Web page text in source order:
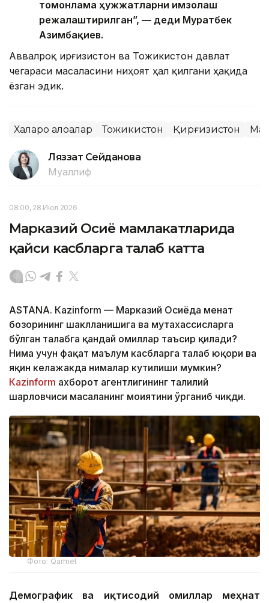
томонлама ҳужжатларни имзолаш
режалаштирилган”, — деди Муратбек
Азимбақиев.
Аввалроқ Қирғизистон ва Тожикистон давлат
чегараси масаласини ниҳоят ҳал қилгани ҳақида
ёзган эдик.
Халқаро алоқалар Тожикистон Қирғизистон
Ляззат Сейданова
Муаллиф
08:00, 28 Июл 2026
Марказий Осиё мамлакатларида
қайси касбларга талаб катта
ASTANА. Кazinform — Марказий Осиёда меҳнат
бозорининг шаклланишига ва мутахассисларга
бўлган талабга қандай омиллар таъсир қилади?
Нима учун фақат маълум касбларга талаб юқори ва
яқин келажакда нималар кутилиши мумкин?
Кazinform ахборот агентлигининг таҳлилий
шарҳловчиси масаланинг моҳиятини ўрганиб чиқди.
Фото: Qarmet
Демографик ва иқтисодий омиллар меҳнат